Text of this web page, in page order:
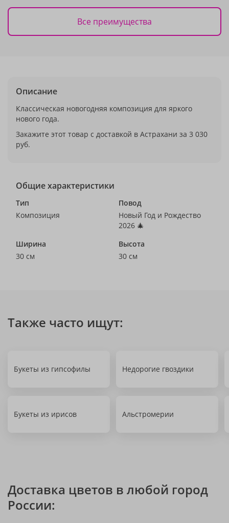
Все преимущества
Описание
Классическая новогодняя композиция для яркого
нового года.
Закажите этот товар с доставкой в Астрахани за 3 030
руб.
Общие характеристики
Тип
Композиция
Повод
Новый Год и Рождество
2026 🎄
Ширина
30 см
Высота
30 см
Также часто ищут:
Букеты из гипсофилы Недорогие гвоздики
Букеты из ирисов Альстромерии
Доставка цветов в любой город
России: